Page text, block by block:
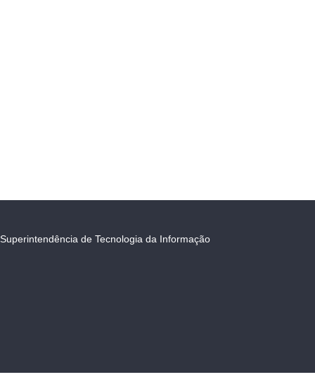
Superintendência de Tecnologia da Informação